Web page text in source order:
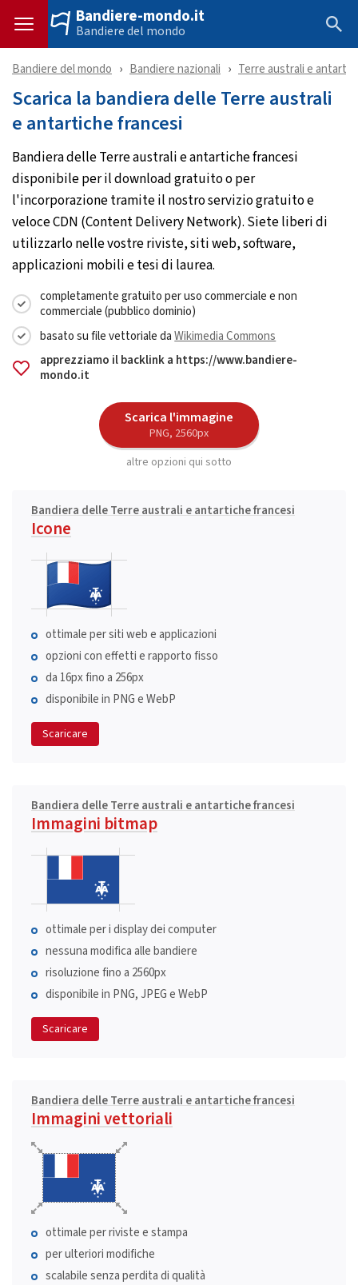
Bandiere-mondo.it
Bandiere del mondo
Bandiere del mondo Bandiere nazionali Terre australi e
Scarica la bandiera delle Terre australi
e antartiche francesi
Bandiera delle Terre australi e antartiche francesi
disponibile per il download gratuito o per
l'incorporazione tramite il nostro servizio gratuito e
veloce CDN (Content Delivery Network). Siete liberi di
utilizzarlo nelle vostre riviste, siti web, software,
applicazioni mobili e tesi di laurea.
completamente gratuito per uso commerciale e non
commerciale (pubblico dominio)
basato su file vettoriale daWikimedia Commons
apprezziamo il backlink a https://www.bandiere-
mondo.it
Scarica l'immagine
PNG, 2560px
altre opzioni qui sotto
Bandiera delle Terre australi e antartiche francesi
Icone
ottimale per siti web e applicazioni
opzioni con effetti e rapporto fisso
da 16px fino a 256px
disponibile in PNG e WebP
Scaricare
Bandiera delle Terre australi e antartiche francesi
Immagini bitmap
ottimale per i display dei computer
nessuna modifica alle bandiere
risoluzione fino a 2560px
disponibile in PNG, JPEG e WebP
Scaricare
Bandiera delle Terre australi e antartiche francesi
Immagini vettoriali
ottimale per riviste e stampa
per ulteriori modifiche
scalabile senza perdita di qualità